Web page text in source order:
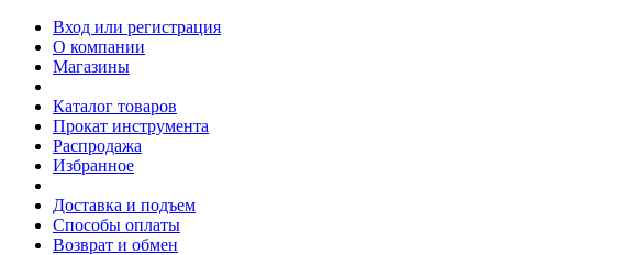
Вход или регистрация
О компании
Магазины
Каталог товаров
Прокат инструмента
Распродажа
Избранное
Доставка и подъем
Способы оплаты
Возврат и обмен